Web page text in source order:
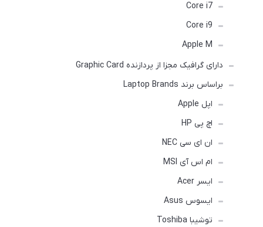
Core i7
Core i9
Apple M
دارای گرافیک مجزا از پردازنده Graphic Card
براساس برند Laptop Brands
اپل Apple
اچ پی HP
ان ای سی NEC
ام اس آی MSI
ایسر Acer
ایسوس Asus
توشیبا Toshiba